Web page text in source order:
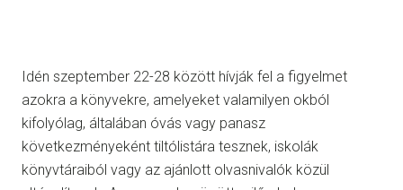
Idén szeptember 22-28 között hívják fel a figyelmet
azokra a könyvekre, amelyeket valamilyen okból
kifolyólag, általában óvás vagy panasz
következményeként tiltólistára tesznek, iskolák
könyvtáraiból vagy az ajánlott olvasnivalók közül